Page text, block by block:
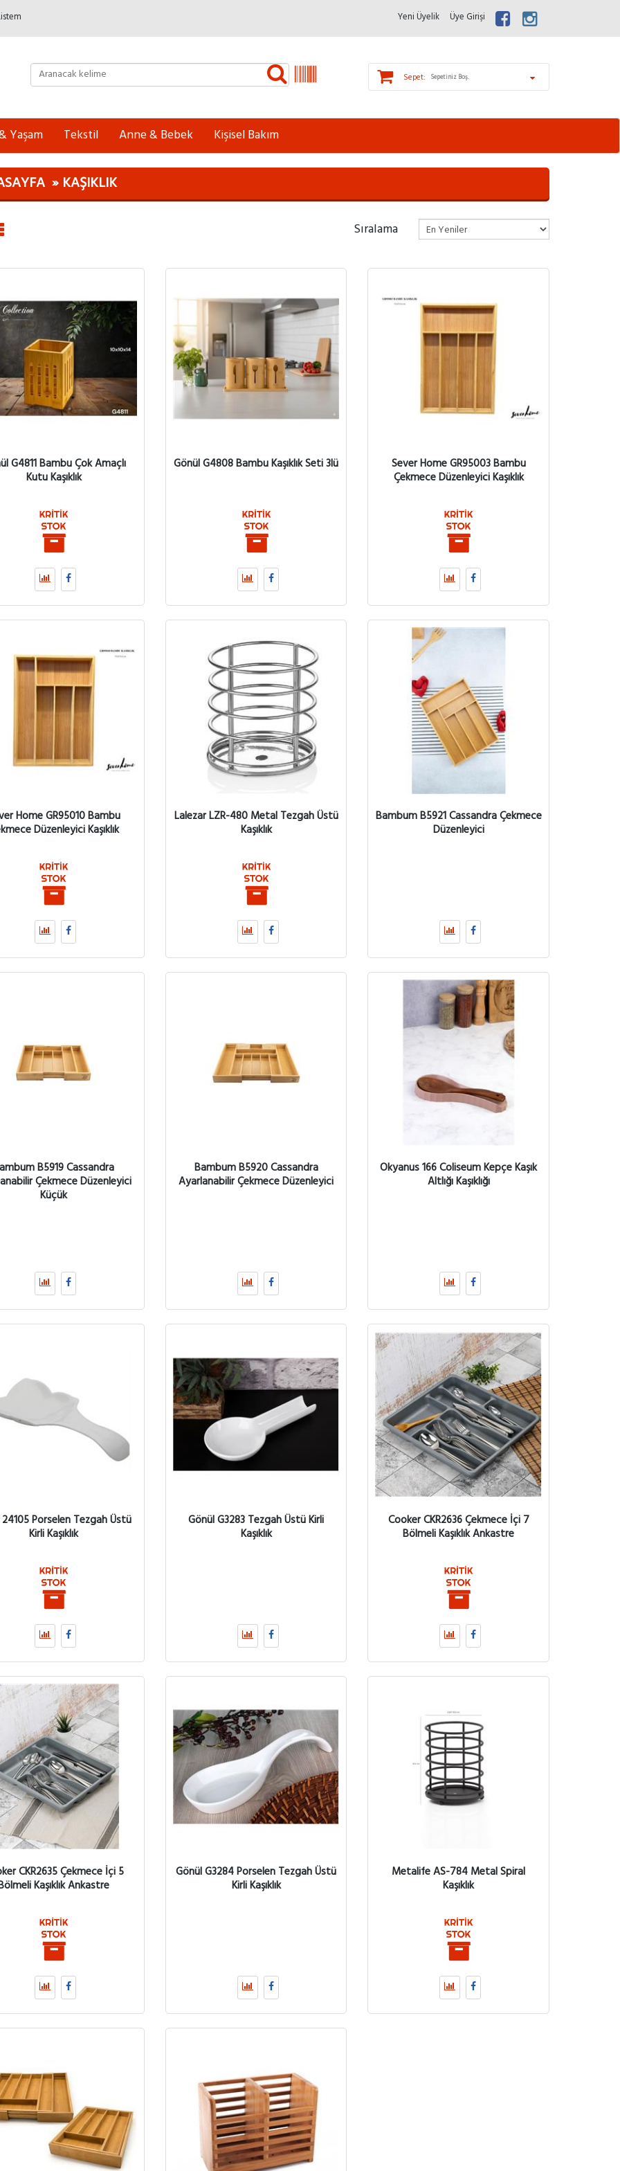
Yeni Üyelik Üye Girişi
Sepet: Sepetiniz Boş.
Yaşam Tekstil Anne & Bebek Kişisel Bakım
KAŞIKLIK
Sıralama
G4811 Bambu Çok Amaçlı
Kutu Kaşıklık
Gönül G4808 Bambu Kaşıklık Seti 3lü
Sever Home GR95003 Bambu
Çekmece Düzenleyici Kaşıklık
Home GR95010 Bambu
Düzenleyici Kaşıklık
Lalezar LZR-480 Metal Tezgah Üstü
Kaşıklık
Bambum B5921 Cassandra Çekmece
Düzenleyici
B5919 Cassandra
Çekmece Düzenleyici
Küçük
Bambum B5920 Cassandra
Ayarlanabilir Çekmece Düzenleyici
Okyanus 166 Coliseum Kepçe Kaşık
Altlığı Kaşıklığı
Porselen Tezgah Üstü
Kirli Kaşıklık
Gönül G3283 Tezgah Üstü Kirli
Kaşıklık
Cooker CKR2636 Çekmece İçi 7
Bölmeli Kaşıklık Ankastre
CKR2635 Çekmece İçi 5
Kaşıklık Ankastre
Gönül G3284 Porselen Tezgah Üstü
Kirli Kaşıklık
Metalife AS-784 Metal Spiral
Kaşıklık